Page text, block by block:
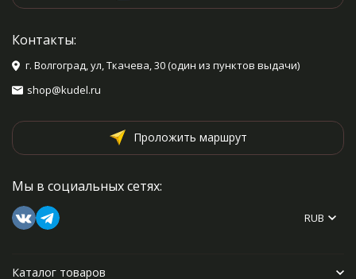
Контакты:
г. Волгоград, ул, Ткачева, 30 (один из пунктов выдачи)
shop@kudel.ru
Проложить маршрут
Мы в социальных сетях:
RUB
Каталог товаров